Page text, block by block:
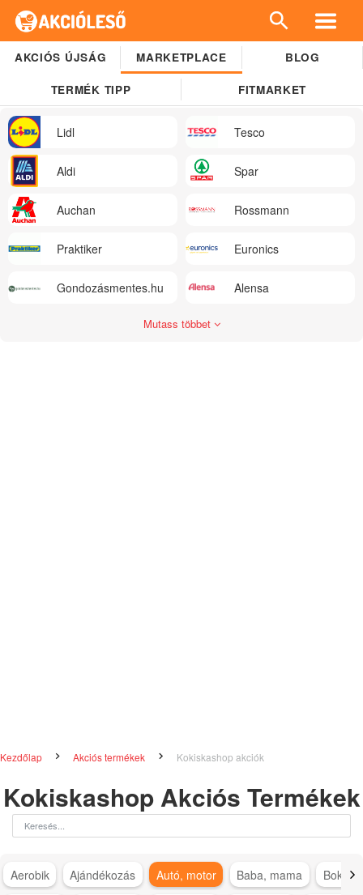
AKCIÓS ÚJSÁG MARKETPLACE BLOG
TERMÉK TIPP FITMARKET
Lidl Tesco
Aldi Spar
Auchan Rossmann
Praktiker Euronics
Gondozásmentes.hu Alensa
Mutass többet
Kezdőlap Akciós termékek Kokiskashop akciók
Kokiskashop Akciós Termékek
Aerobik Ajándékozás Autó, motor Baba, mama